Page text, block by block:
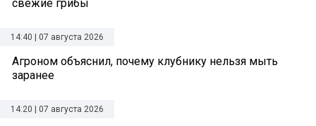
свежие грибы
14:40 | 07 августа 2026
Агроном объяснил, почему клубнику нельзя мыть
заранее
14:20 | 07 августа 2026